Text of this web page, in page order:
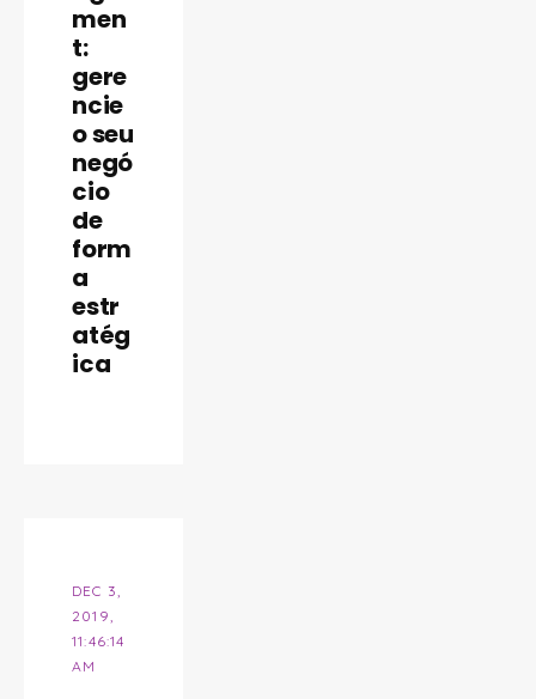
men
t:
gere
ncie
o seu
negó
cio
de
form
a
estr
atég
ica
INBRASC
DEC 3,
2019,
11:46:14
AM